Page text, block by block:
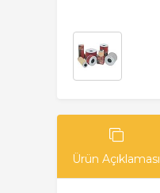
Ürün Açıklaması